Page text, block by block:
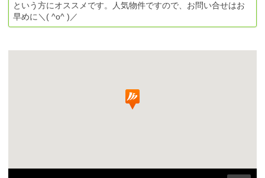
という方にオススメです。人気物件ですので、お問い合せはお
早めに＼( ^o^ )／